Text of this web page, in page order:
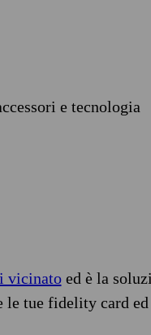
e tecnologia
vicinatoed è la
tue fidelity card